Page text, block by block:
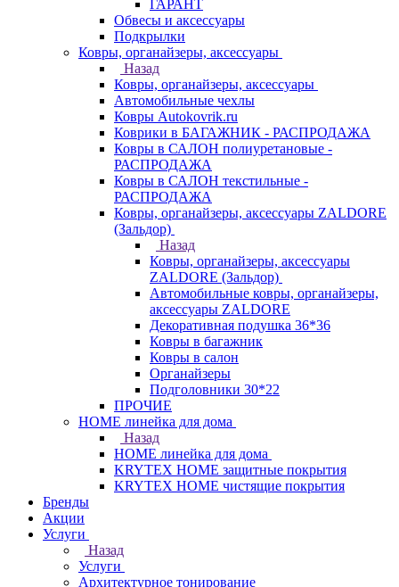
ГАРАНТ
Обвесы и аксессуары
Подкрылки
Ковры, органайзеры, аксессуары
Назад
Ковры, органайзеры, аксессуары
Автомобильные чехлы
Ковры Autokovrik.ru
Коврики в БАГАЖНИК - РАСПРОДАЖА
Ковры в САЛОН полиуретановые -
РАСПРОДАЖА
Ковры в САЛОН текстильные -
РАСПРОДАЖА
Ковры, органайзеры, аксессуары ZALDORE
(Зальдор)
Назад
Ковры, органайзеры, аксессуары
ZALDORE (Зальдор)
Автомобильные ковры, органайзеры,
аксессуары ZALDORE
Декоративная подушка 36*36
Ковры в багажник
Ковры в салон
Органайзеры
Подголовники 30*22
ПРОЧИЕ
HOME линейка для дома
Назад
HOME линейка для дома
KRYTEX HOME защитные покрытия
KRYTEX HOME чистящие покрытия
Бренды
Акции
Услуги
Назад
Услуги
Архитектурное тонирование